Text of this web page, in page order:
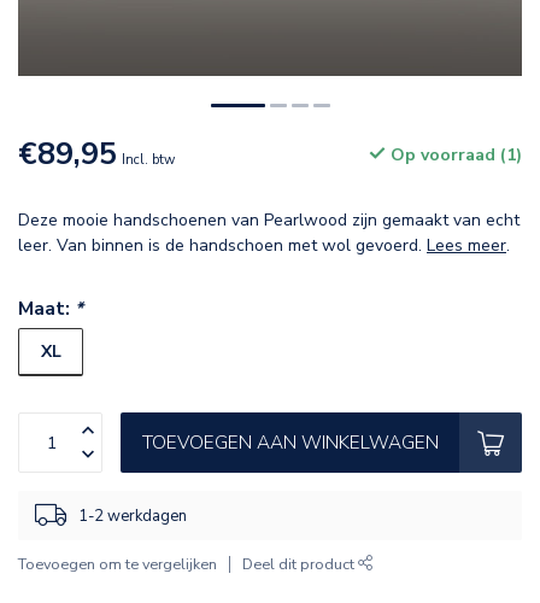
€89,95 Incl. btw Op voorraad (1)
Deze mooie handschoenen van Pearlwood zijn gemaakt van echt
leer. Van binnen is de handschoen met wol gevoerd. Lees meer.
Maat: *
XL
TOEVOEGEN AAN WINKELWAGEN
1-2 werkdagen
Toevoegen om te vergelijken Deel dit product